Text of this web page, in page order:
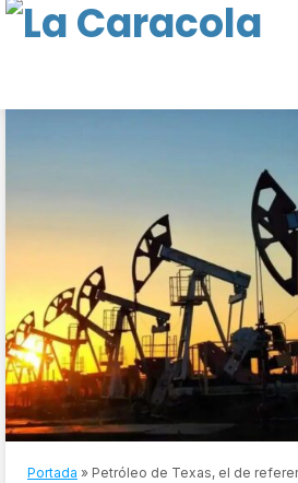
Portada » Petróleo de Texas, el de